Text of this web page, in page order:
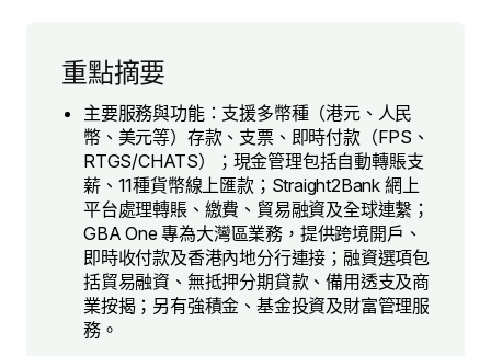
重點摘要
主要服務與功能：支援多幣種（港元、人民
幣、美元等）存款、支票、即時付款（FPS、
RTGS/CHATS）；現金管理包括自動轉賬支
薪、11種貨幣線上匯款；Straight2Bank 網上
平台處理轉賬、繳費、貿易融資及全球連繫；
GBA One 專為大灣區業務，提供跨境開戶、
即時收付款及香港內地分行連接；融資選項包
括貿易融資、無抵押分期貸款、備用透支及商
業按揭；另有強積金、基金投資及財富管理服
務。